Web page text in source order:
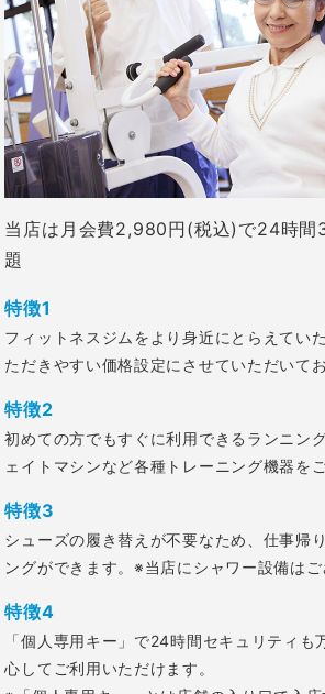
当店は月会費2,980円(税込)で24時間
題
特徴1
フィットネスジムをより身近にとらえてい
ただきやすい価格設定にさせていただいてお
特徴2
初めての方でもすぐに利用できるランニン
ェイトマシンなど各種トレーニング機器を
特徴3
シューズの履き替えが不要なため、仕事帰
ングができます。※当店にシャワー設備はご
特徴4
「個人専用キー」で24時間セキュリティも
心してご利用いただけます。